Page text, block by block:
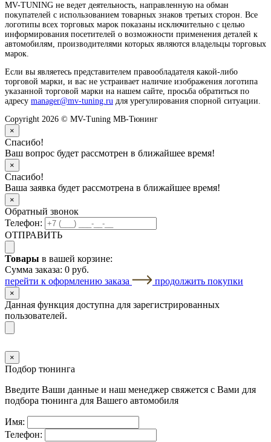
MV-TUNING не ведет деятельность, направленную на обман
покупателей с использованием товарных знаков третьих сторон. Все
логотипы всех торговых марок показаны исключительно с целью
информирования посетителей о возможности применения деталей к
автомобилям, производителями которых являются владельцы торговых
марок.
Если вы являетесь представителем правообладателя какой-либо
торговой марки, и вас не устраивает наличие изображения логотипа
указанной торговой марки на нашем сайте, просьба обратиться по
адресу manager@mv-tuning.ru для урегулирования спорной ситуации.
Copyright 2026 © MV-Tuning МВ-Тюнинг
×
Спасибо!
Ваш вопрос будет рассмотрен в ближайшее время!
×
Спасибо!
Ваша заявка будет рассмотрена в ближайшее время!
×
Обратный звонок
Телефон:
ОТПРАВИТЬ
Товары в вашей корзине:
Сумма заказа: 0 руб.
перейти к оформлению заказа
продолжить покупки
×
Данная функция доступна для зарегистрированных
пользователей.
×
Подбор тюнинга
Введите Ваши данные и наш менеджер свяжется с Вами для
подбора тюнинга для Вашего автомобиля
Имя:
Телефон: